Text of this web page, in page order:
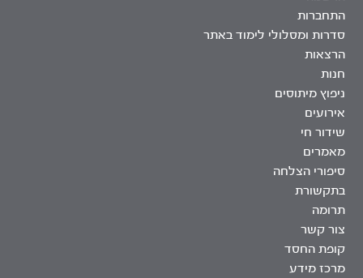
התחברות
סדרות ומסלולי לימוד באתר
הרצאות
חנות
ניפוץ מיתוסים
אירועים
שידור חי
מאמרים
סיפורי הצלחה
בתקשורת
תרומה
צור קשר
קופת החסד
מרכז מידע